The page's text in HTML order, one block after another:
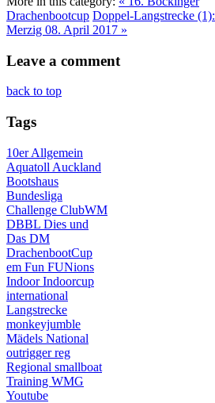
Drachenbootcup Doppel-Langstrecke (1):
Merzig 08. April 2017 »
Leave a comment
back to top
Tags
10erAllgemein
Aquatoll Auckland
Bootshaus
Bundesliga
Challenge ClubWM
DBBL Dies und
Das DM
DrachenbootCup
em Fun FUNions
IndoorIndoorcup
international
Langstrecke
monkeyjumble
Mädels National
outriggerreg
Regional smallboat
Training WMG
Youtube